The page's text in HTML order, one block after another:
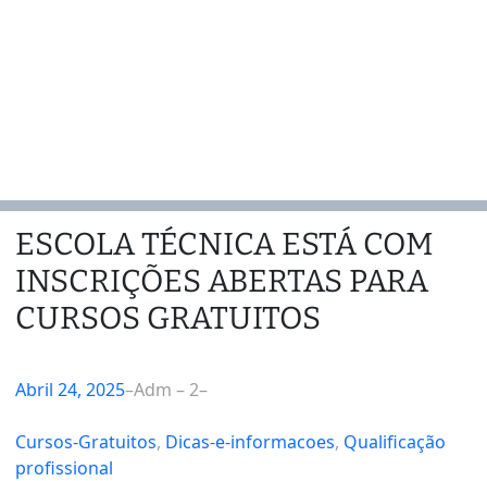
ESCOLA TÉCNICA ESTÁ COM
INSCRIÇÕES ABERTAS PARA
CURSOS GRATUITOS
Abril 24, 2025–Adm – 2–
Cursos-Gratuitos, Dicas-e-informacoes, Qualificação
profissional